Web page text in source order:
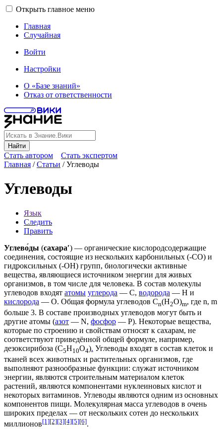
Открыть главное меню
Главная
Случайная
Войти
Настройки
О «Базе знаний»
Отказ от ответственности
Найти
Стать автором
Стать экспертом
Главная /Статьи /Углеводы
Углеводы
Язык
Следить
Править
Углево́ды (сахара′) — органические кислородсодержащие
соединения, состоящие из нескольких карбонильных (-СО) и
гидроксильных (-ОН) групп, биологически активные
вещества, являющиеся источником энергии для живых
организмов, в том числе для человека. В состав молекулы
углеводов входят атомы углерода — С, водорода — Н и
кислорода — О. Общая формула углеводов Сn(Н2О)m, где n, m
больше 3. В составе производных углеводов могут быть и
другие атомы (азот — N, фосфор — P). Некоторые вещества,
которые по строению и свойствам относят к сахарам, не
соответствуют приведённой общей формуле, например,
дезоксирибоза (С5Н10O4). Углеводы входят в состав клеток и
тканей всех животных и растительных организмов, где
выполняют разнообразные функции: служат источником
энергии, являются строительным материалом клеток
растений, являются компонентами нуклеиновых кислот и
некоторых витаминов. Углеводы являются одним из основных
компонентов пищи. Молекулярная масса углеводов в очень
широких пределах — от нескольких сотен до нескольких
миллионов[1][2][3][4][5][6].